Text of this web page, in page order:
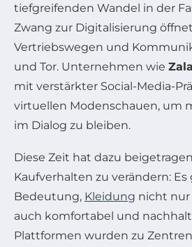
tiefgreifenden Wandel in der
Zwang zur Digitalisierung
Vertriebswegen und
und Tor. Unternehmen wie
mit verstärkter Social-Media-
virtuellen Modenschauen, um
im Dialog zu bleiben.
Diese Zeit hat dazu
Kaufverhalten zu verändern: Es
Bedeutung, Kleidung nicht nur
auch komfortabel und
Plattformen wurden zu